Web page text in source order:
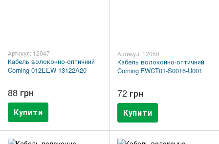
Артикул: 12047
Кабель волоконно-оптичний
Corning 012EEW-13122A20
88 грн
Купити
Артикул: 12050
Кабель волоконно-оптичний
Corning FWCT01-S0016-U001
72 грн
Купити